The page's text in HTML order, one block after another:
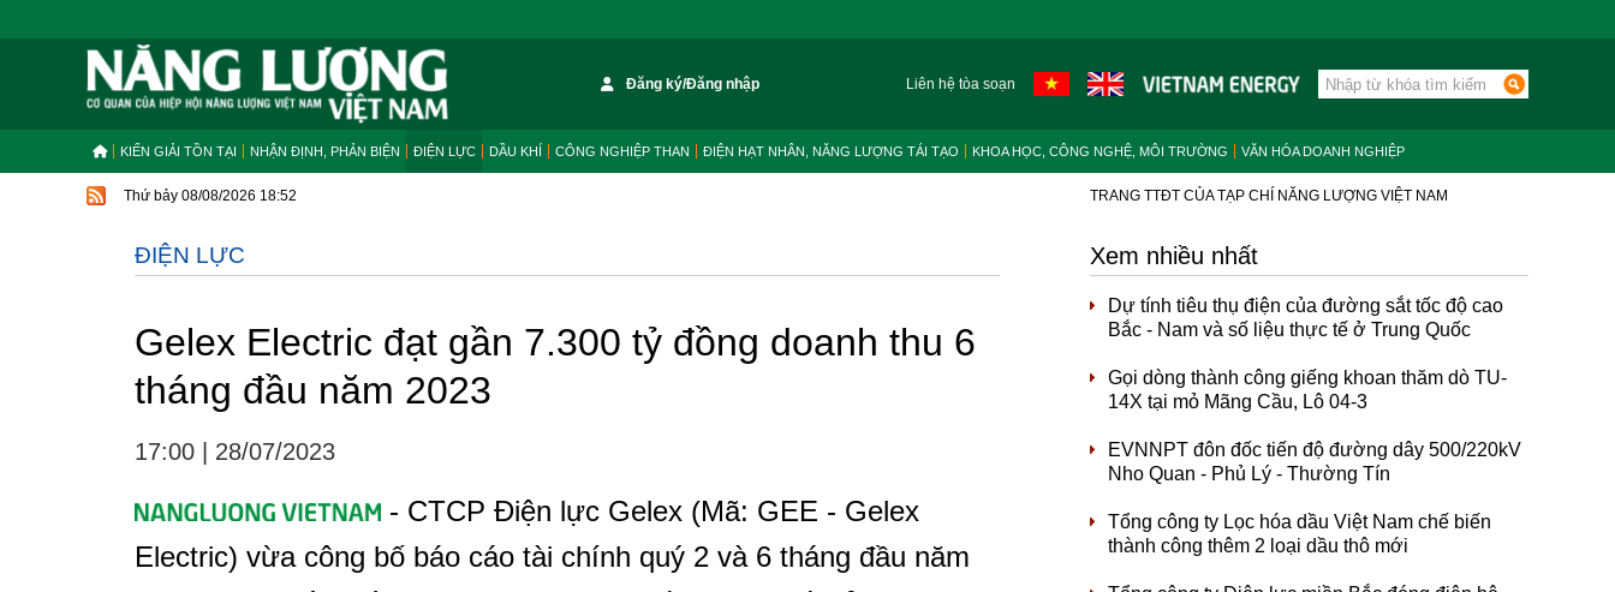
Đăng ký/Đăng nhập Liên hệ tòa soạn
KIẾN GIẢI TỒN TẠI NHẬN ĐỊNH, PHẢN BIỆN ĐIỆN LỰC DẦU KHÍ CÔNG NGHIỆP THAN ĐIỆN HẠT NHÂN, NĂNG LƯỢNG TÁI TẠO KHOA HỌC, CÔNG NGHỆ, MÔI TRƯỜNG VĂN HÓA DOANH NGHIỆP
Thứ bảy 08/08/2026 18:52 TRANG TTĐT CỦA TẠP CHÍ NĂNG LƯỢNG VIỆT NAM
ĐIỆN LỰC
Gelex Electric đạt gần 7.300 tỷ đồng doanh thu 6
tháng đầu năm 2023
17:00 28/07/2023
- CTCP Điện lực Gelex (Mã: GEE - Gelex
Electric) vừa công bố báo cáo tài chính quý 2 và 6 tháng đầu năm
Xem nhiều nhất
Dự tính tiêu thụ điện của đường sắt tốc độ cao
Bắc - Nam và số liệu thực tế ở Trung Quốc
Gọi dòng thành công giếng khoan thăm dò TU-
14X tại mỏ Mãng Cầu, Lô 04-3
EVNNPT đôn đốc tiến độ đường dây 500/220kV
Nho Quan - Phủ Lý - Thường Tín
Tổng công ty Lọc hóa dầu Việt Nam chế biến
thành công thêm 2 loại dầu thô mới